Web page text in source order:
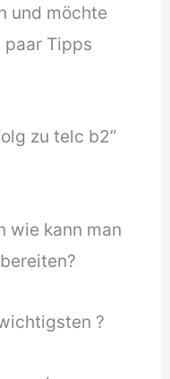
und möchte
paar Tipps
zu telc b2”
wie kann man
?